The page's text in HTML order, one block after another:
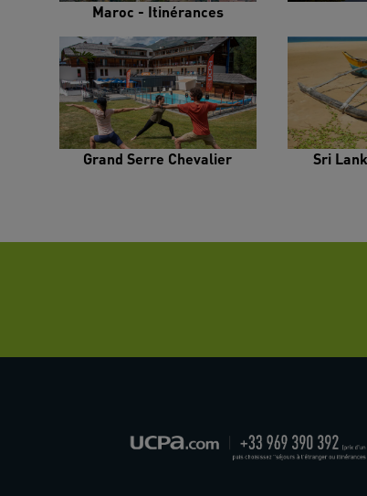
Maroc - Itinérances
Grand Serre Chevalier Sri